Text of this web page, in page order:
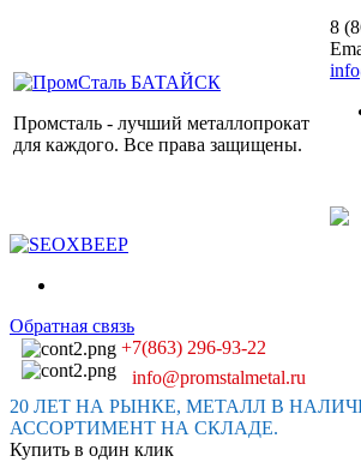
Промсталь - лучший металлопрокат
для каждого. Все права защищены.
8
Обратная связь
+7(863) 296-93-22
info@promstalmetal.ru
20 ЛЕТ НА РЫНКЕ, МЕТАЛЛ В
АССОРТИМЕНТ НА СКЛАДЕ.
Купить в один клик